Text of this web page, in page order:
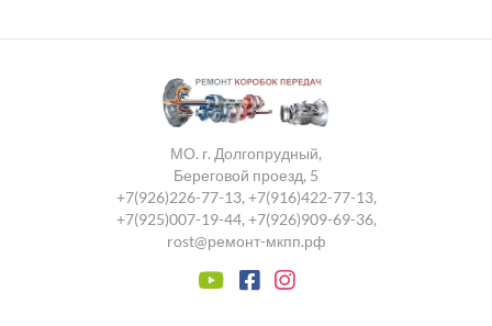
МО. г. Долгопрудный,
Береговой проезд, 5
+7(926)226-77-13, +7(916)422-77-13,
+7(925)007-19-44, +7(926)909-69-36,
rost@ремонт-мкпп.рф